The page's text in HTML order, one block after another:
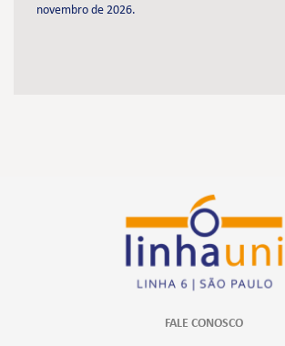
novembro de 2026.
FALE CONOSCO